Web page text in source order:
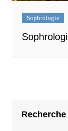
Sophrologie
Recherche